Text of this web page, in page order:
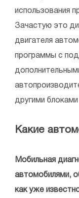
использования
Зачастую это
двигателя
программы с
другими
Какие
Мобильная
автомобилями,
как уже